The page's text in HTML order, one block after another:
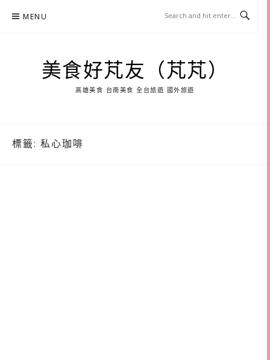
MENU
美食好芃友（芃芃）
高雄美食 台南美食 全台旅遊 國外旅遊
標籤: 私心珈啡